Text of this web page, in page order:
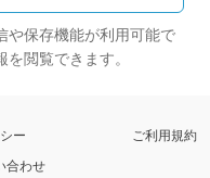
や保存機能が利用可能で
閲覧できます。
ー
ご利用規約
合わせ